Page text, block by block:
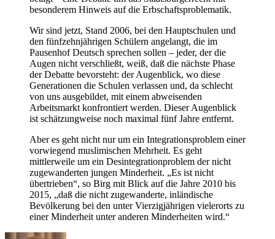
besonderem Hinweis auf die Erbschaftsproblematik.
Wir sind jetzt, Stand 2006, bei den Hauptschulen und
den fünfzehnjährigen Schülern angelangt, die im
Pausenhof Deutsch sprechen sollen – jeder, der die
Augen nicht verschließt, weiß, daß die nächste Phase
der Debatte bevorsteht: der Augenblick, wo diese
Generationen die Schulen verlassen und, da schlecht
von uns ausgebildet, mit einem abweisenden
Arbeitsmarkt konfrontiert werden. Dieser Augenblick
ist schätzungweise noch maximal fünf Jahre entfernt.
Aber es geht nicht nur um ein Integrationsproblem einer
vorwiegend muslimischen Mehrheit. Es geht
mittlerweile um ein Desintegrationproblem der nicht
zugewanderten jungen Minderheit. „Es ist nicht
übertrieben“, so Birg mit Blick auf die Jahre 2010 bis
2015, „daß die nicht zugewanderte, inländische
Bevölkerung bei den unter Vierzigjährigen vielerorts zu
einer Minderheit unter anderen Minderheiten wird.“